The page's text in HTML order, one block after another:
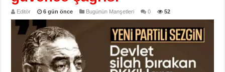
Editör 6 gün önce Bugünün Manşetleri 0 52